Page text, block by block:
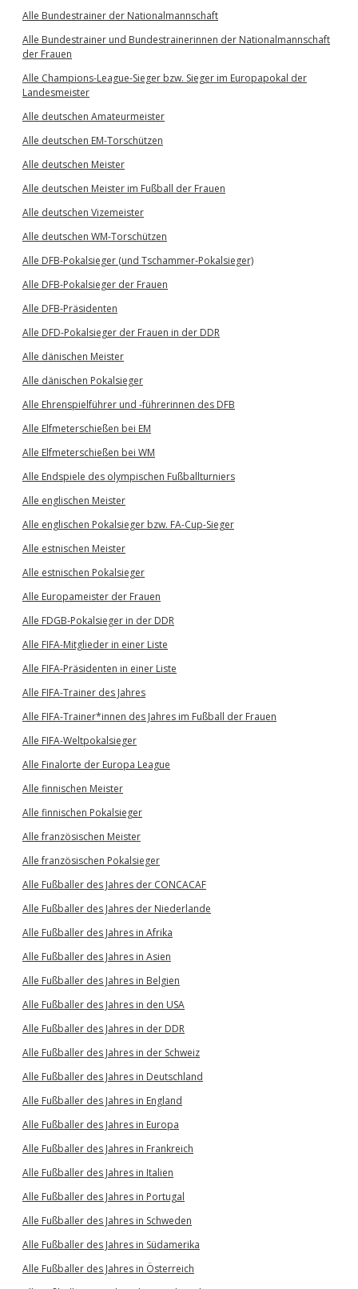
Alle Bundestrainer der Nationalmannschaft
Alle Bundestrainer und Bundestrainerinnen der Nationalmannschaft
der Frauen
Alle Champions-League-Sieger bzw. Sieger im Europapokal der
Landesmeister
Alle deutschen Amateurmeister
Alle deutschen EM-Torschützen
Alle deutschen Meister
Alle deutschen Meister im Fußball der Frauen
Alle deutschen Vizemeister
Alle deutschen WM-Torschützen
Alle DFB-Pokalsieger (und Tschammer-Pokalsieger)
Alle DFB-Pokalsieger der Frauen
Alle DFB-Präsidenten
Alle DFD-Pokalsieger der Frauen in der DDR
Alle dänischen Meister
Alle dänischen Pokalsieger
Alle Ehrenspielführer und -führerinnen des DFB
Alle Elfmeterschießen bei EM
Alle Elfmeterschießen bei WM
Alle Endspiele des olympischen Fußballturniers
Alle englischen Meister
Alle englischen Pokalsieger bzw. FA-Cup-Sieger
Alle estnischen Meister
Alle estnischen Pokalsieger
Alle Europameister der Frauen
Alle FDGB-Pokalsieger in der DDR
Alle FIFA-Mitglieder in einer Liste
Alle FIFA-Präsidenten in einer Liste
Alle FIFA-Trainer des Jahres
Alle FIFA-Trainer*innen des Jahres im Fußball der Frauen
Alle FIFA-Weltpokalsieger
Alle Finalorte der Europa League
Alle finnischen Meister
Alle finnischen Pokalsieger
Alle französischen Meister
Alle französischen Pokalsieger
Alle Fußballer des Jahres der CONCACAF
Alle Fußballer des Jahres der Niederlande
Alle Fußballer des Jahres in Afrika
Alle Fußballer des Jahres in Asien
Alle Fußballer des Jahres in Belgien
Alle Fußballer des Jahres in den USA
Alle Fußballer des Jahres in der DDR
Alle Fußballer des Jahres in der Schweiz
Alle Fußballer des Jahres in Deutschland
Alle Fußballer des Jahres in England
Alle Fußballer des Jahres in Europa
Alle Fußballer des Jahres in Frankreich
Alle Fußballer des Jahres in Italien
Alle Fußballer des Jahres in Portugal
Alle Fußballer des Jahres in Schweden
Alle Fußballer des Jahres in Südamerika
Alle Fußballer des Jahres in Österreich